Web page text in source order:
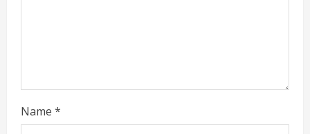
Name *